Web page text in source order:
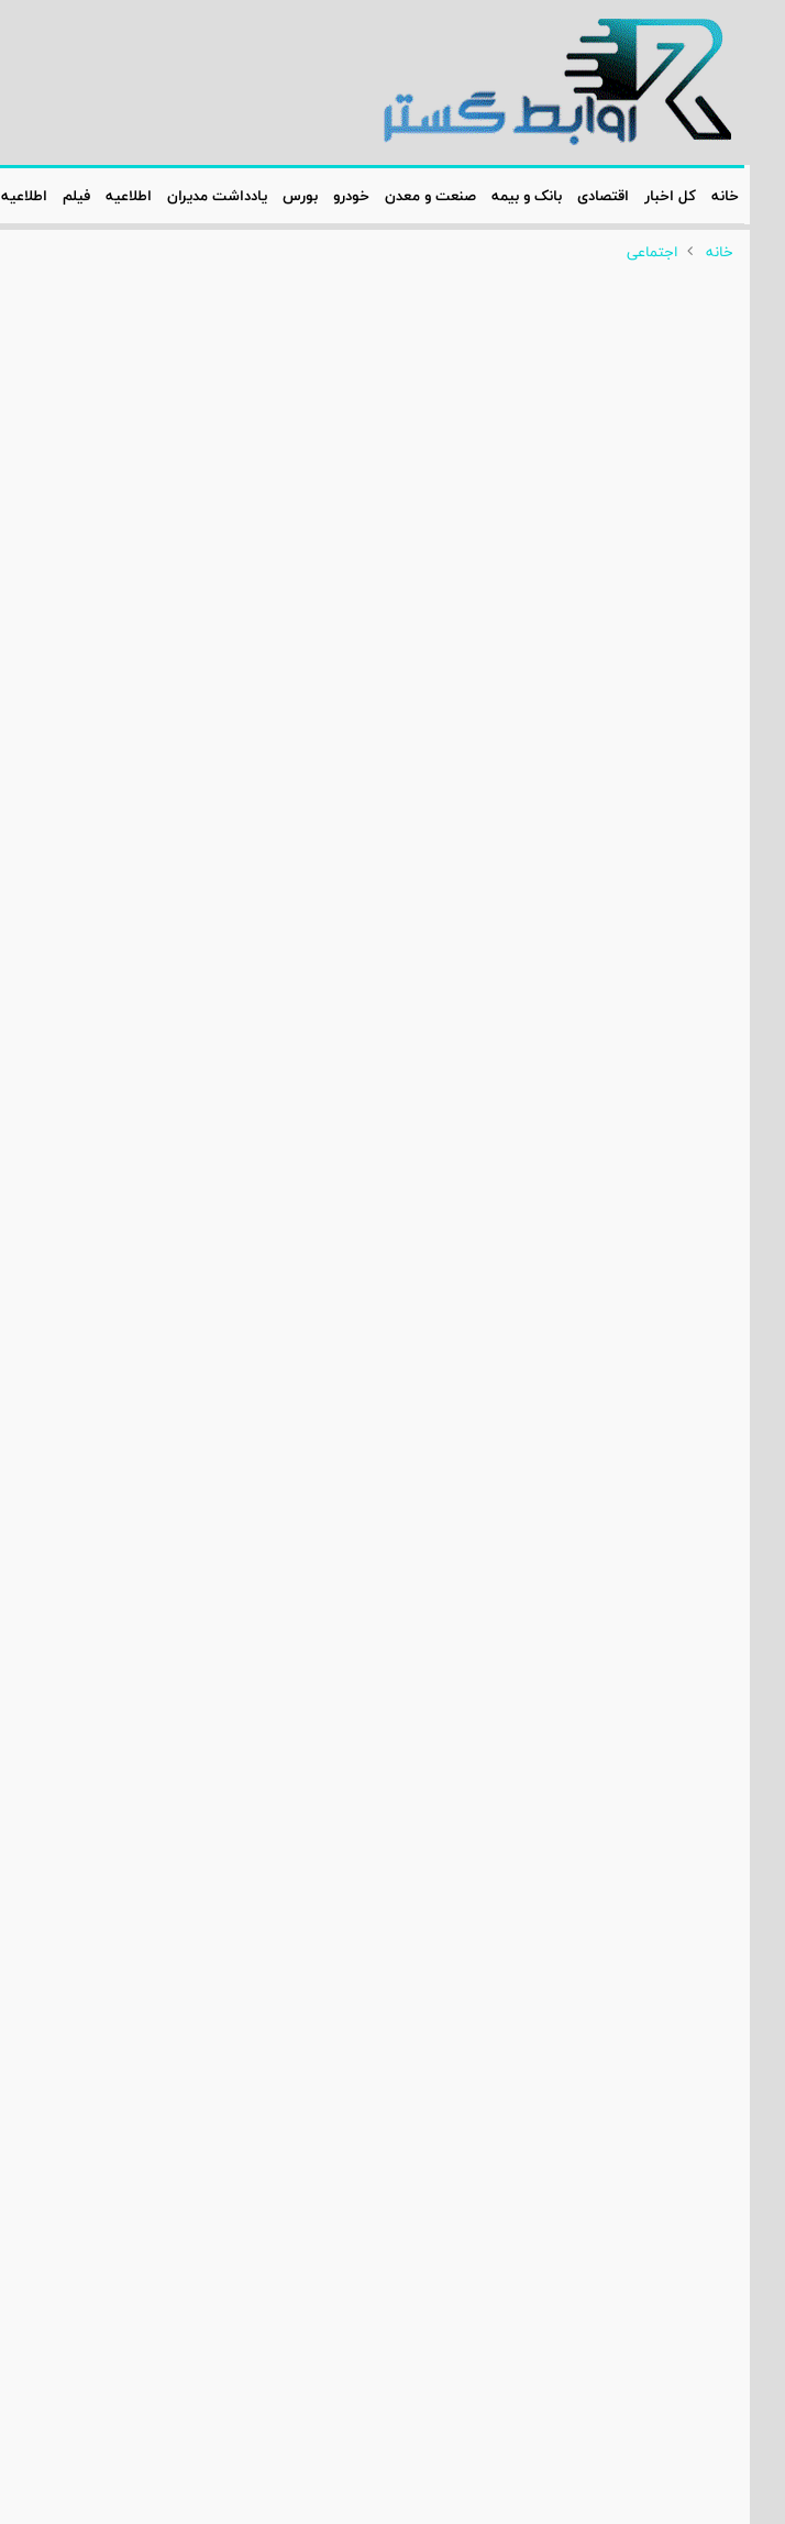
خانه کل اخبار اقتصادی بانک و بیمه صنعت و معدن خودرو بورس یادداشت مدیران اطلاعیه‌ فیلم اطلاعیه‌
خانه اجتماعی